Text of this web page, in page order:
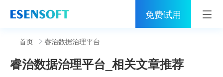
免费试用
首页
睿治
首页 睿治数据治理平台
睿治数据治理平台 _相关文章推荐